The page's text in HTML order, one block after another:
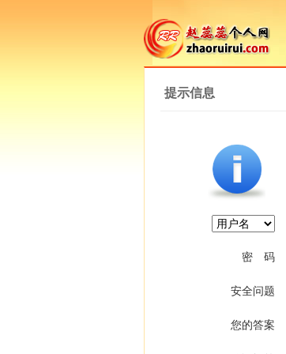
提示信息
密 码
安全问题
您的答案